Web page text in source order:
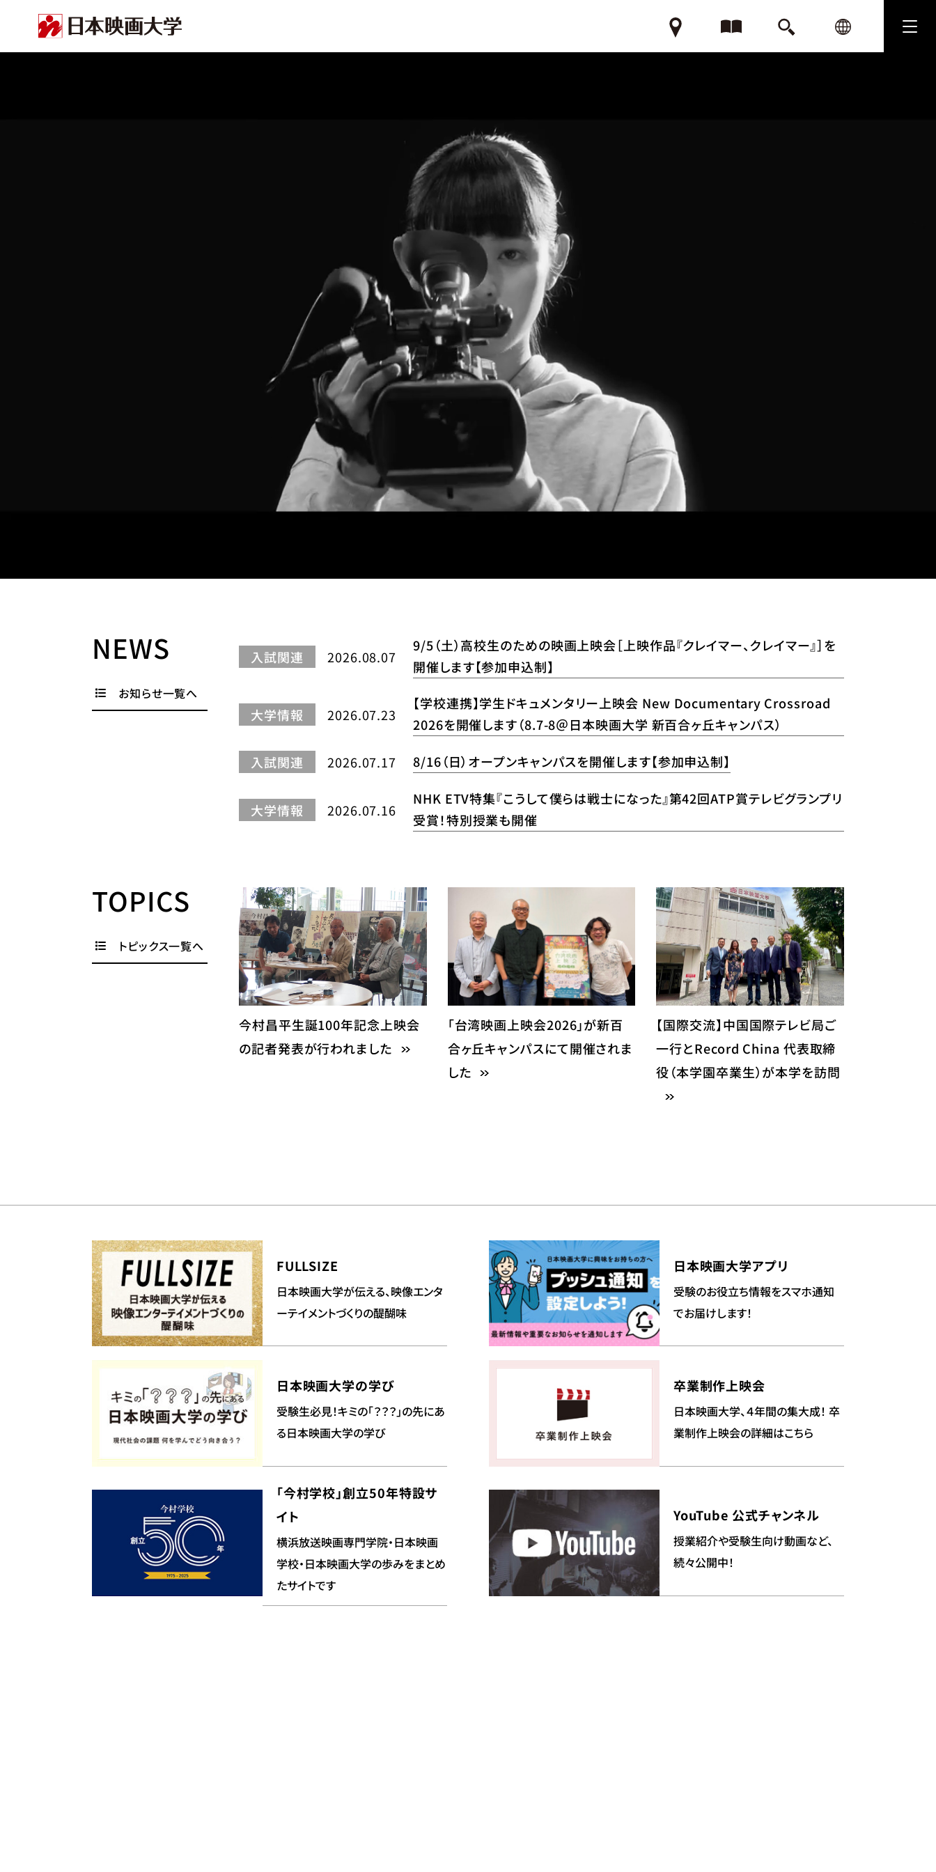
NEWS 入試関連 2026.08.07
9/5（土）高校生のための映画上映会［上映作品『クレイマー、クレイマー』］を
開催します【参加申込制】
大学情報 2026.07.23
【学校連携】学生ドキュメンタリー上映会 New Documentary Crossroad
2026を開催します（8.7-8＠日本映画大学 新百合ヶ丘キャンパス）
入試関連 2026.07.17 8/16（日）オープンキャンパスを開催します【参加申込制】
大学情報 2026.07.16
NHK ETV特集『こうして僕らは戦士になった』第42回ATP賞テレビグランプリ
受賞！特別授業も開催
お知らせ一覧へ
TOPICS
今村昌平生誕100年記念上映会
の記者発表が行われました
「台湾映画上映会2026」が新百
合ヶ丘キャンパスにて開催されま
した
【国際交流】中国国際テレビ局ご
一行とRecord China 代表取締
役（本学園卒業生）が本学を訪問
トピックス一覧へ
FULLSIZE
日本映画大学が伝える、映像エンタ
ーテイメントづくりの醍醐味
日本映画大学アプリ
受験のお役立ち情報をスマホ通知
でお届けします！
日本映画大学の学び
受験生必見！キミの「？？？」の先にあ
る日本映画大学の学び
卒業制作上映会
日本映画大学、４年間の集大成！ 卒
業制作上映会の詳細はこちら
「今村学校」創立50年特設サ
イト
横浜放送映画専門学院・日本映画
学校・日本映画大学の歩みをまとめ
たサイトです
YouTube 公式チャンネル
授業紹介や受験生向け動画など、
続々公開中！